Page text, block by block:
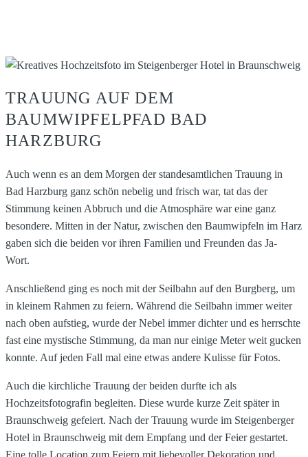
TRAUUNG AUF DEM
BAUMWIPFELPFAD BAD
HARZBURG
Auch wenn es an dem Morgen der standesamtlichen Trauung in
Bad Harzburg ganz schön nebelig und frisch war, tat das der
Stimmung keinen Abbruch und die Atmosphäre war eine ganz
besondere. Mitten in der Natur, zwischen den Baumwipfeln im Harz
gaben sich die beiden vor ihren Familien und Freunden das Ja-
Wort.
Anschließend ging es noch mit der Seilbahn auf den Burgberg, um
in kleinem Rahmen zu feiern. Während die Seilbahn immer weiter
nach oben aufstieg, wurde der Nebel immer dichter und es herrschte
fast eine mystische Stimmung, da man nur einige Meter weit gucken
konnte. Auf jeden Fall mal eine etwas andere Kulisse für Fotos.
Auch die kirchliche Trauung der beiden durfte ich als
Hochzeitsfotografin begleiten. Diese wurde kurze Zeit später in
Braunschweig gefeiert. Nach der Trauung wurde im Steigenberger
Hotel in Braunschweig mit dem Empfang und der Feier gestartet.